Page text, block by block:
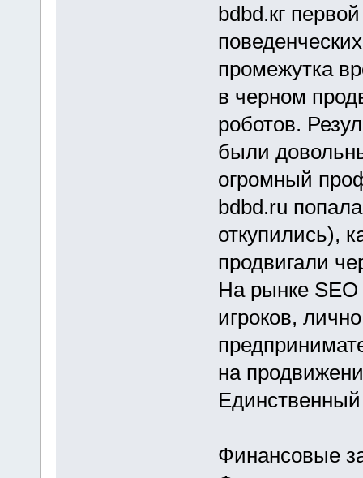
bdbd.кг
промежутка
в черном
роботов.
были
огромный
bdbd.ru
откупились),
продвигали
На рынке SEO
игроков,
на
Финансовые